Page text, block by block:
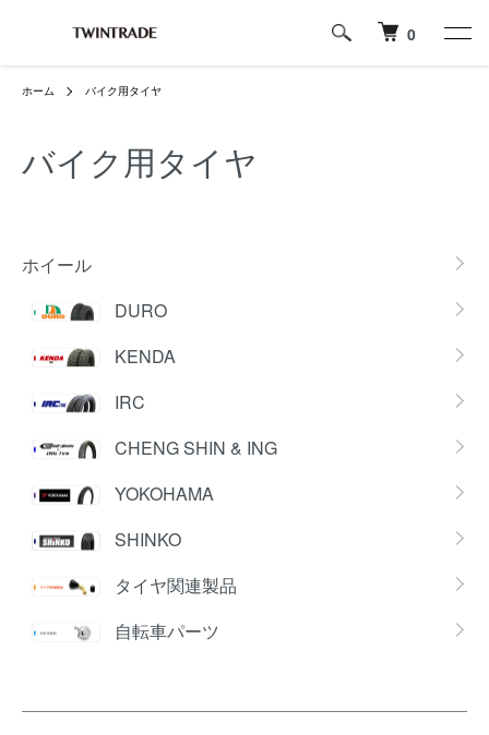
0
ホーム バイク用タイヤ
バイク用タイヤ
ホイール
DURO
KENDA
IRC
CHENG SHIN & ING
YOKOHAMA
SHINKO
タイヤ関連製品
自転車パーツ